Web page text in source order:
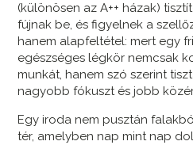
(különösen az A++ házak)
fújnak be, és figyelnek a
hanem alapfeltétel: mert egy
egészséges légkör nemcsak
munkát, hanem szó szerint
nagyobb fókuszt és jobb
Egy iroda nem pusztán
tér, amelyben nap mint nap